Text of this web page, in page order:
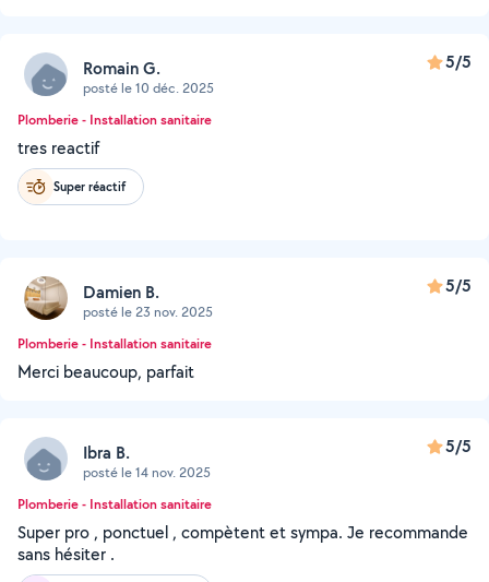
Romain G.
posté le 10 déc. 2025
5/5
Plomberie - Installation sanitaire
tres reactif
Super réactif
Damien B.
posté le 23 nov. 2025
5/5
Plomberie - Installation sanitaire
Merci beaucoup, parfait
Ibra B.
posté le 14 nov. 2025
5/5
Plomberie - Installation sanitaire
Super pro , ponctuel , compètent et sympa. Je recommande
sans hésiter .